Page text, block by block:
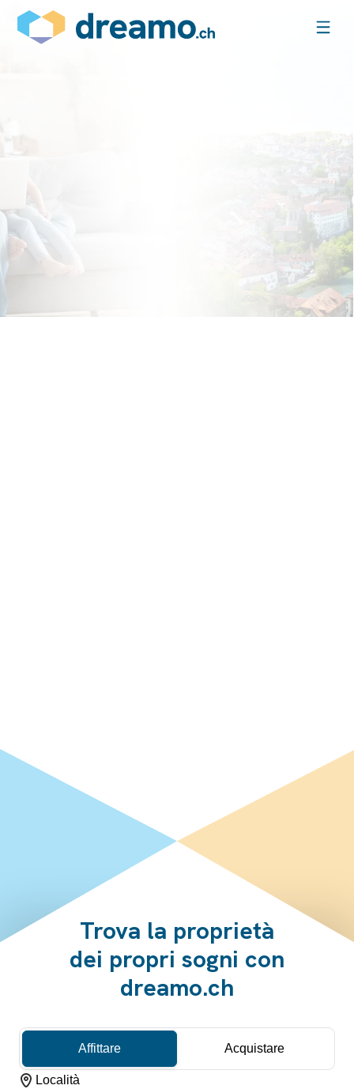
Trova la proprietà
dei propri sogni con
dreamo.ch
Affittare Acquistare
Località